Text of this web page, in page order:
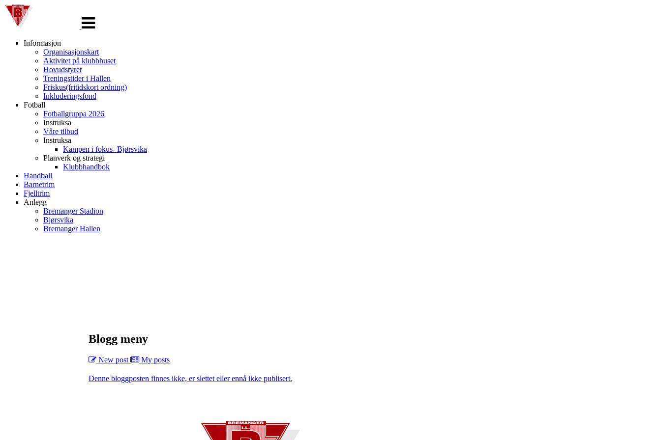
navigasjon
Informasjon
Organisasjonskart
Aktivitet på klubbhuset
Hovudstyret
Treningstider i Hallen
Friskus(fritidskort ordning)
Inkluderingsfond
Fotball
Fotballgruppa 2026
Instruksa
Våre tilbud
Instruksa
Kampen i fokus- Bjørsvika
Planverk og strategi
Klubbhandbok
Handball
Barnetrim
Fjelltrim
Anlegg
Bremanger Stadion
Bjørsvika
Bremanger Hallen
Blogg meny
New post My posts
Denne bloggposten finnes ikke, er slettet eller ennå ikke publisert.